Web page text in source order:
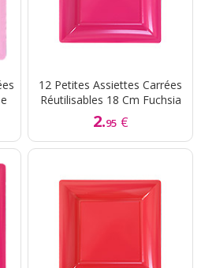
12 Petites Assiettes Carrées
Réutilisables 18 Cm Fuchsia
2.95 €